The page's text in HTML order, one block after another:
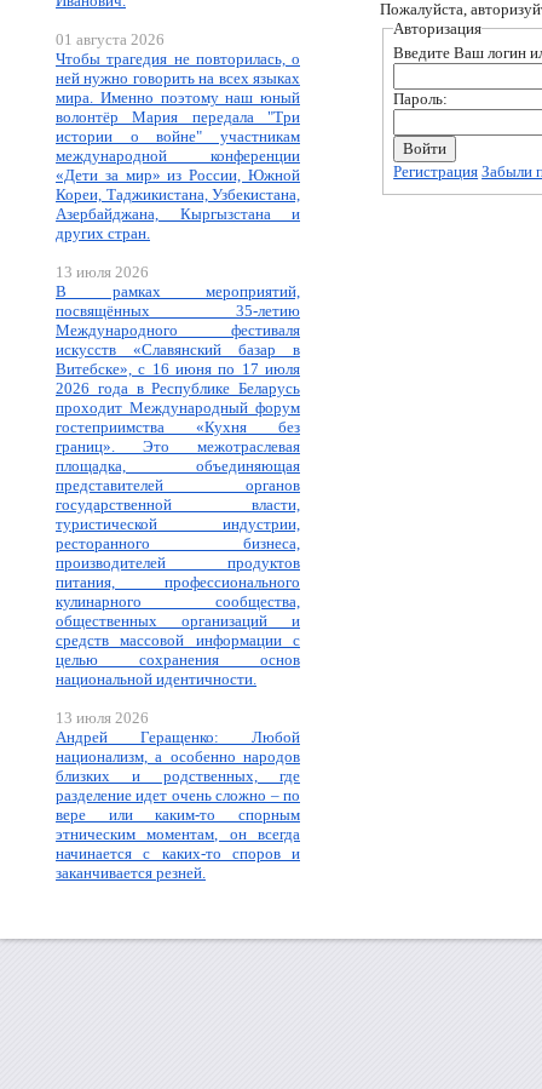
01 августа 2026
Чтобы трагедия не повторилась, о
ней нужно говорить на всех языках
мира. Именно поэтому наш юный
волонтёр Мария передала "Три
истории о войне" участникам
международной конференции
«Дети за мир» из России, Южной
Кореи, Таджикистана, Узбекистана,
Азербайджана, Кыргызстана и
других стран.
13 июля 2026
В рамках мероприятий,
посвящённых 35-летию
Международного фестиваля
искусств «Славянский базар в
Витебске», с 16 июня по 17 июля
2026 года в Республике Беларусь
проходит Международный форум
гостеприимства «Кухня без
границ». Это межотраслевая
площадка, объединяющая
представителей органов
государственной власти,
туристической индустрии,
ресторанного бизнеса,
производителей продуктов
питания, профессионального
кулинарного сообщества,
общественных организаций и
средств массовой информации с
целью сохранения основ
национальной идентичности.
13 июля 2026
Андрей Геращенко: Любой
национализм, а особенно народов
близких и родственных, где
разделение идет очень сложно – по
вере или каким-то спорным
этническим моментам, он всегда
начинается с каких-то споров и
заканчивается резней.
Пожалуйста,
Авторизация
Введите Ваш логин
Пароль:
Регистрация Забыли